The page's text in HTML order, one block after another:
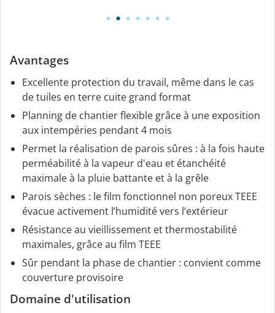
Avantages
Excellente protection du travail, même dans le cas
de tuiles en terre cuite grand format
Planning de chantier flexible grâce à une exposition
aux intempéries pendant 4 mois
Permet la réalisation de parois sûres : à la fois haute
perméabilité à la vapeur d'eau et étanchéité
maximale à la pluie battante et à la grêle
Parois sèches : le film fonctionnel non poreux TEEE
évacue activement l’humidité vers l’extérieur
Résistance au vieillissement et thermostabilité
maximales, grâce au film TEEE
Sûr pendant la phase de chantier : convient comme
couverture provisoire
Domaine d'utilisation